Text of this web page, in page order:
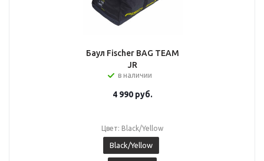
Баул Fischer BAG TEAM
JR
в наличии
4 990руб.
Цвет: Black/Yellow
Black/Yellow